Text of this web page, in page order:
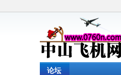
论坛